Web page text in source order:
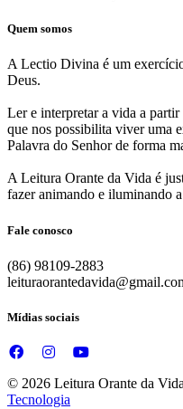
Quem somos
A Lectio Divina é um
Deus.
Ler e interpretar a vida a
que nos possibilita viver uma
Palavra do Senhor de forma
A Leitura Orante da Vida é
fazer animando e iluminando
Fale conosco
(86) 98109-2883
Mídias sociais
© 2026 Leitura Orante da
Tecnologia